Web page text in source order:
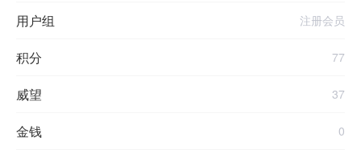
用户组 注册会员
积分 77
威望 37
金钱 0